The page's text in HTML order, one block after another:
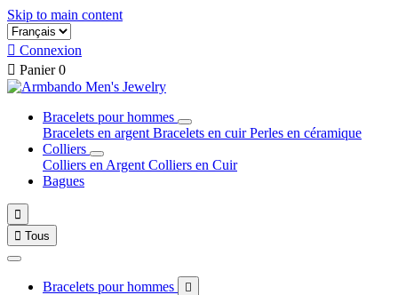
Skip to main content
 Connexion
 Panier 0
Bracelets pour hommes
Bracelets en argent Bracelets en cuirPerles en céramique
Colliers
Colliers en Argent Colliers en Cuir
Bagues

 Tous
Bracelets pour hommes 